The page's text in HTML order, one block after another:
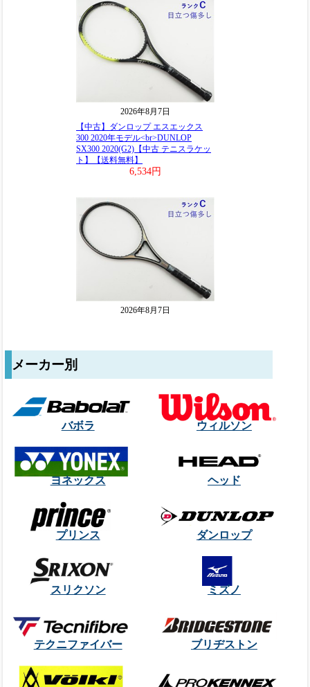
メーカー別
バボラ ウィルソン
ヨネックス ヘッド
プリンス ダンロップ
スリクソン ミズノ
テクニファイバー ブリヂストン